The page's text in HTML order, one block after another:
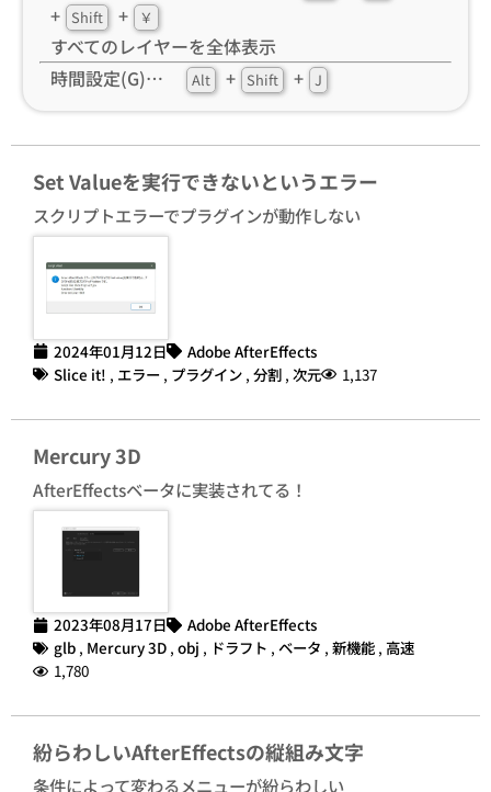
+ Shift + ￥
すべてのレイヤーを全体表示
時間設定(G)…
Alt + Shift + J
Set Valueを実行できないというエラー
スクリプトエラーでプラグインが動作しない
2024年01月12日
Adobe AfterEffects
Slice it! , エラー , プラグイン , 分割 , 次元 1,137
Mercury 3D
AfterEffectsベータに実装されてる！
2023年08月17日
Adobe AfterEffects
glb , Mercury 3D , obj , ドラフト , ベータ , 新機能 , 高速
1,780
紛らわしいAfterEffectsの縦組み文字
条件によって変わるメニューが紛らわしい